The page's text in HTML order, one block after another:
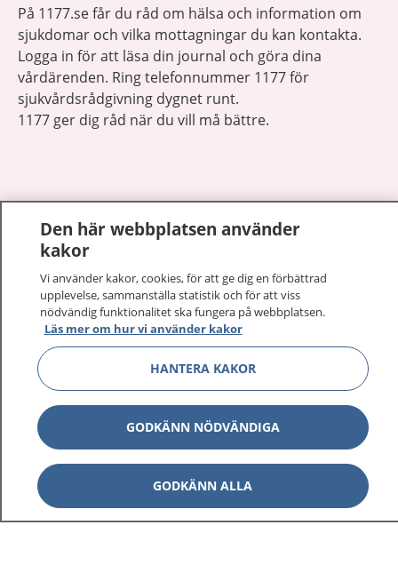
På 1177.se får du råd om hälsa och information om
sjukdomar och vilka mottagningar du kan kontakta.
Logga in för att läsa din journal och göra dina
vårdärenden. Ring telefonnummer 1177 för
sjukvårdsrådgivning dygnet runt.
1177 ger dig råd när du vill må bättre.
1177 på flera språk
Om 1177
Kontakt
Hantering av kakor
Inställningar för kakor
Den här webbplatsen använder
kakor
Vi använder kakor, cookies, för att ge dig en förbättrad
upplevelse, sammanställa statistik och för att viss
nödvändig funktionalitet ska fungera på webbplatsen.
Läs mer om hur vi använder kakor
HANTERA KAKOR
GODKÄNN NÖDVÄNDIGA
GODKÄNN ALLA